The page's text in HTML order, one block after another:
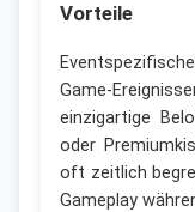
Vorteile
Game-
einzigartige
oder
oft zeitlich
Gameplay